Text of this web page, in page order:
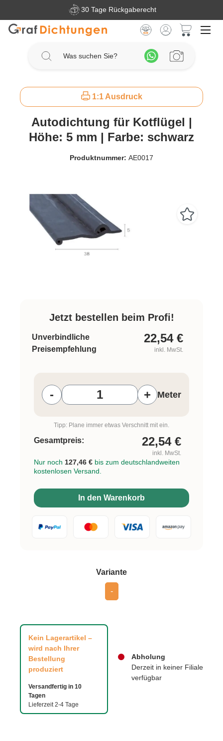
Zum Hauptinhalt springen30 Tage Rückgaberecht
1:1 Ausdruck
Autodichtung für Kotflügel |
Höhe: 5 mm | Farbe: schwarz
Produktnummer: AE0017
Kein Lagerartikel –
wird nach Ihrer
Bestellung
produziert
Versandfertig in 10
Tagen
Lieferzeit 2-4 Tage
Abholung
Derzeit in keiner Filiale
verfügbar
Varianteauswählen
-
Jetzt bestellen beim Profi!
Unverbindliche
Preisempfehlung
22,54 €
inkl. MwSt.
- + Meter
Tipp: Plane immer etwas Verschnitt mit ein.
Gesamtpreis: 22,54 €
inkl. MwSt.
Nur noch 127,46 € bis zum deutschlandweiten
kostenlosen Versand.
In den Warenkorb